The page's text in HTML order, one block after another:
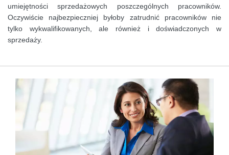
umiejętności sprzedażowych poszczególnych pracowników.
Oczywiście najbezpieczniej byłoby zatrudnić pracowników nie
tylko wykwalifikowanych, ale również i doświadczonych w
sprzedaży.